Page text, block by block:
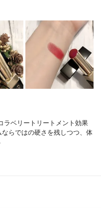
ラベリートリートメント効果
らではの硬さを残しつつ、体